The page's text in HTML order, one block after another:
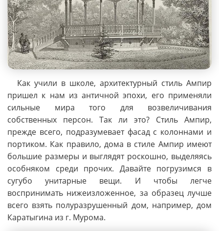
Как учили в школе, архитектурный стиль Ампир
пришел к нам из античной эпохи, его применяли
сильные мира того для возвеличивания
собственных персон. Так ли это? Стиль Ампир,
прежде всего, подразумевает фасад с колоннами и
портиком. Как правило, дома в стиле Ампир имеют
большие размеры и выглядят роскошно, выделяясь
особняком среди прочих. Давайте погрузимся в
сугубо унитарные вещи. И чтобы легче
воспринимать нижеизложенное, за образец лучше
всего взять полуразрушенный дом, например, дом
Каратыгина из г. Мурома.